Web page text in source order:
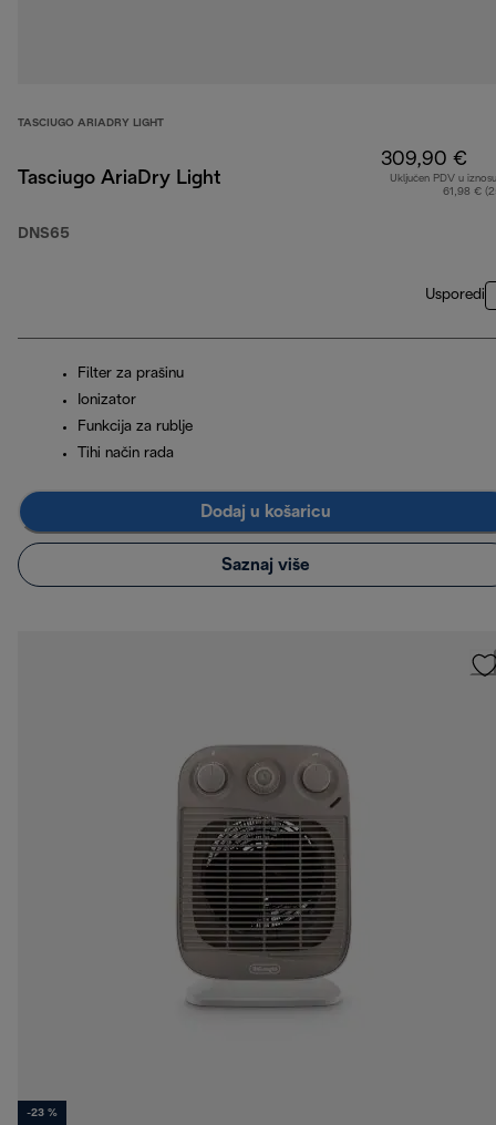
TASCIUGO ARIADRY LIGHT
Tasciugo AriaDry Light
DNS65
309,90 €
Uključen PDV u
61,98 €
Usporedi
Filter za prašinu
Ionizator
Funkcija za rublje
Tihi način rada
Dodaj u košaricu
Saznaj više
-23 %